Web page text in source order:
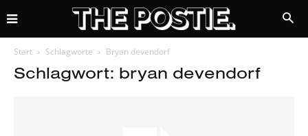
Start Schlagworte Bryan devendorf
Schlagwort: bryan devendorf